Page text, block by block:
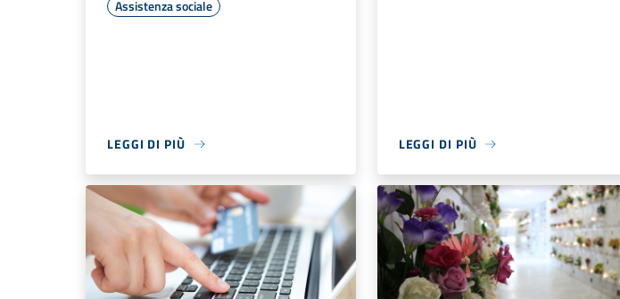
Assistenza sociale
LEGGI DI PIÙ LEGGI DI PIÙ